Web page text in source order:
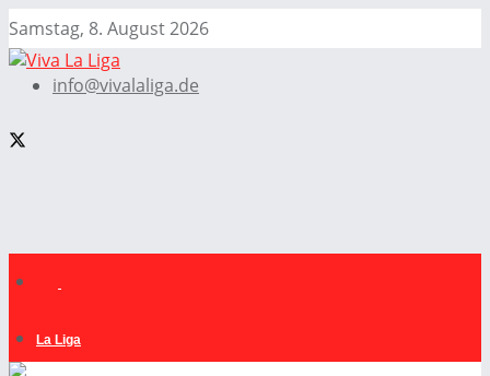
Samstag, 8. August 2026
info@vivalaliga.de
La Liga